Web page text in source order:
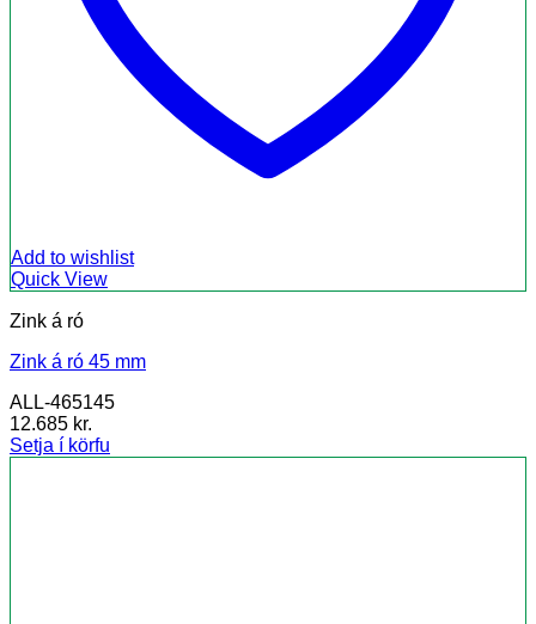
Add to wishlist
Quick View
Zink á ró
Zink á ró 45 mm
ALL-465145
12.685 kr.
Setja í körfu